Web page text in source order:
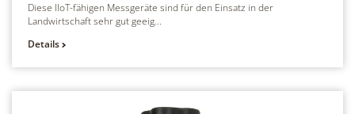
Diese IIoT-fähigen Messgeräte sind für den Einsatz in der
Landwirtschaft sehr gut geeig...
Details